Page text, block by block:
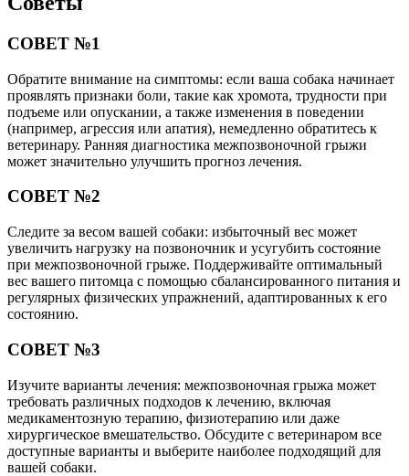
СОВЕТ №1
Обратите внимание на симптомы: если ваша собака начинает
проявлять признаки боли, такие как хромота, трудности при
подъеме или опускании, а также изменения в поведении
(например, агрессия или апатия), немедленно обратитесь к
ветеринару. Ранняя диагностика межпозвоночной грыжи
может значительно улучшить прогноз лечения.
СОВЕТ №2
Следите за весом вашей собаки: избыточный вес может
увеличить нагрузку на позвоночник и усугубить состояние
при межпозвоночной грыже. Поддерживайте оптимальный
вес вашего питомца с помощью сбалансированного питания и
регулярных физических упражнений, адаптированных к его
состоянию.
СОВЕТ №3
Изучите варианты лечения: межпозвоночная грыжа может
требовать различных подходов к лечению, включая
медикаментозную терапию, физиотерапию или даже
хирургическое вмешательство. Обсудите с ветеринаром все
доступные варианты и выберите наиболее подходящий для
вашей собаки.